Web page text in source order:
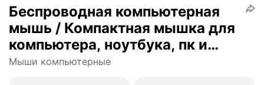
Беспроводная компьютерная
мышь / Компактная мышка для
компьютера, ноутбука, пк и
макбука / Ультратонкий дизайн
Мыши компьютерные